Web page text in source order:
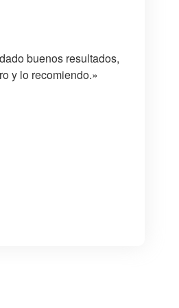
buenos resultados,
y lo recomiendo.»